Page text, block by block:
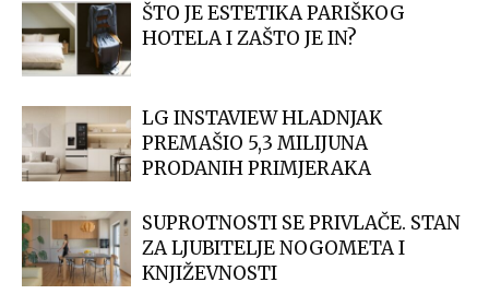
ŠTO JE ESTETIKA PARIŠKOG
HOTELA I ZAŠTO JE IN?
LG INSTAVIEW HLADNJAK
PREMAŠIO 5,3 MILIJUNA
PRODANIH PRIMJERAKA
SUPROTNOSTI SE PRIVLAČE. STAN
ZA LJUBITELJE NOGOMETA I
KNJIŽEVNOSTI